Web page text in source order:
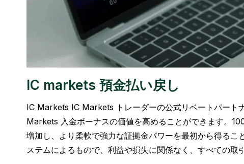
IC markets 預金払い戻し
IC Markets IC Markets トレーダーの公式リベートパート
Markets 入金ボーナスの価値を高めることができます。
増加し、より柔軟で強力な証拠金パワーを最初から得る
ステムによるもので、利益や損失に関係なく、すべての取